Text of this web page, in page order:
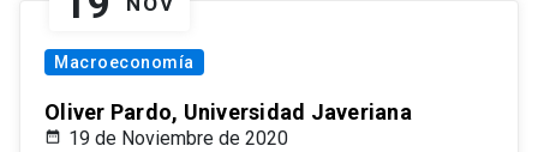
Macroeconomía
Oliver Pardo, Universidad Javeriana
19 de Noviembre de 2020